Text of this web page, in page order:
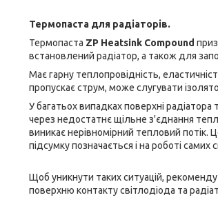
Термопаста для радіаторів.
Термопаста ZP Heatsink Compound
встановлений радіатор, а також для
Має гарну теплопровідність,
пропускає струм, може слугувати
У багатьох випадках поверхні
через недостатнє щільне з'єднання
виникає нерівномірний тепловий
підсумку позначається і на роботі самих
Щоб уникнути таких ситуацій,
поверхню контакту світлодіода та